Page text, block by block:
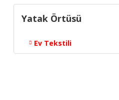
Yatak Örtüsü
Ev Tekstili